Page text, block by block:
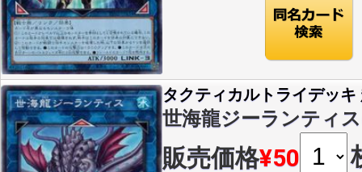
タクティカルトライデッキ
世海龍ジーランティ
販売価格¥50